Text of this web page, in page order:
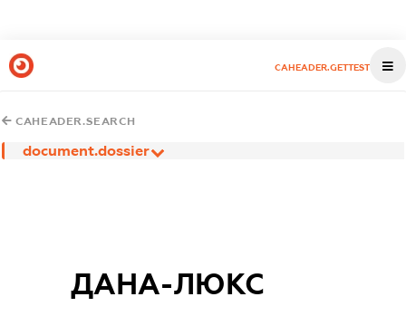
CAHEADER.GETTEST
CAHEADER.SEARCH
document.dossier
ДАНА-ЛЮКС